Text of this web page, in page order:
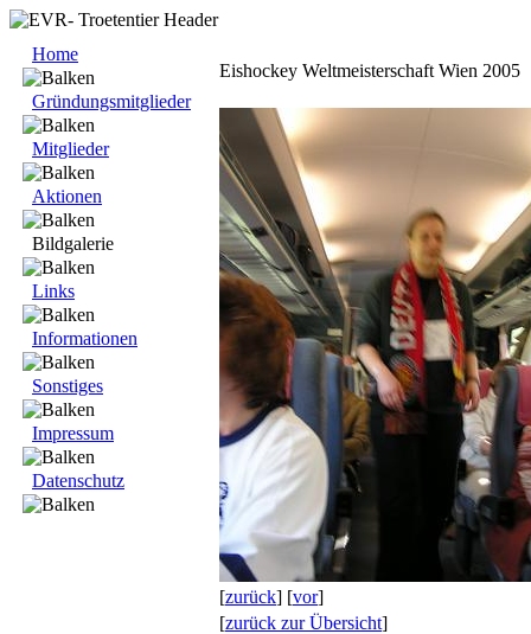
Home
Gründungsmitglieder
Mitglieder
Aktionen
Bildgalerie
Links
Informationen
Sonstiges
Impressum
Datenschutz
Eishockey Weltmeisterschaft Wien 2005
[zurück] [vor]
[zurück zur Übersicht]